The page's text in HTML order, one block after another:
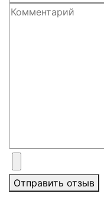
Отправить отзыв